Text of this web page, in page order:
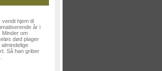
vendt hjem til
år i
Minder om
død plager
Så han griber